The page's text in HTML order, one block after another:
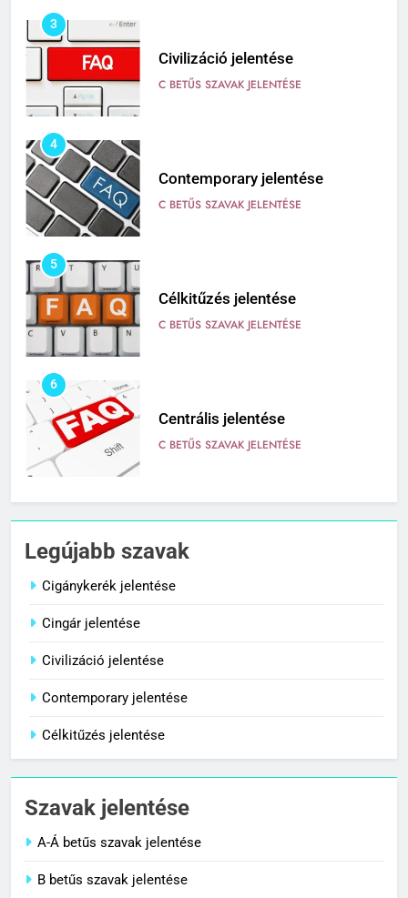
3
Civilizáció jelentése
C BETŰS SZAVAK JELENTÉSE
4
Contemporary jelentése
C BETŰS SZAVAK JELENTÉSE
5
Célkitűzés jelentése
C BETŰS SZAVAK JELENTÉSE
6
Centrális jelentése
C BETŰS SZAVAK JELENTÉSE
7
Céltudatos jelentése
8
Centenárium jelentése
Cigánykerék jelentése
C BETŰS SZAVAK JELENTÉSE
Legújabb szavak
Cigánykerék jelentése
Cingár jelentése
Civilizáció jelentése
Contemporary jelentése
Célkitűzés jelentése
Szavak jelentése
A-Á betűs szavak jelentése
B betűs szavak jelentése